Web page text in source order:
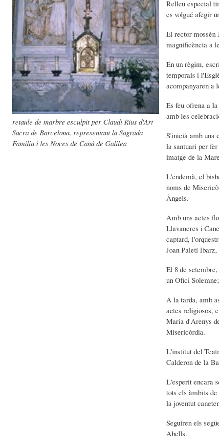
retaule de marbre esculpit per Claudi Rius d'Art
Sacra de Barcelona, representant la Sagrada
Família i les Noces de Canà de Galilea
Relleu especial
es volgué afegir
El rector mossèn
magnificència a
En un règim,
temporals i
acompanyaren a
Es feu ofrena a
amb les
S'inicià amb una
la santuari per
imatge de la
L'endemà, el
noms de
Àngels.
Amb uns actes
Llavaneres i
captard,
Joan Paleti
El 8 de
un Ofici
A la tarda, amb
actes religiosos,
Maria d'Arenys
Misericòrdia.
L'institut del
Calderon de la
L'esperit encara
tots els àmbits
la joventut
Seguiren els
Abells.